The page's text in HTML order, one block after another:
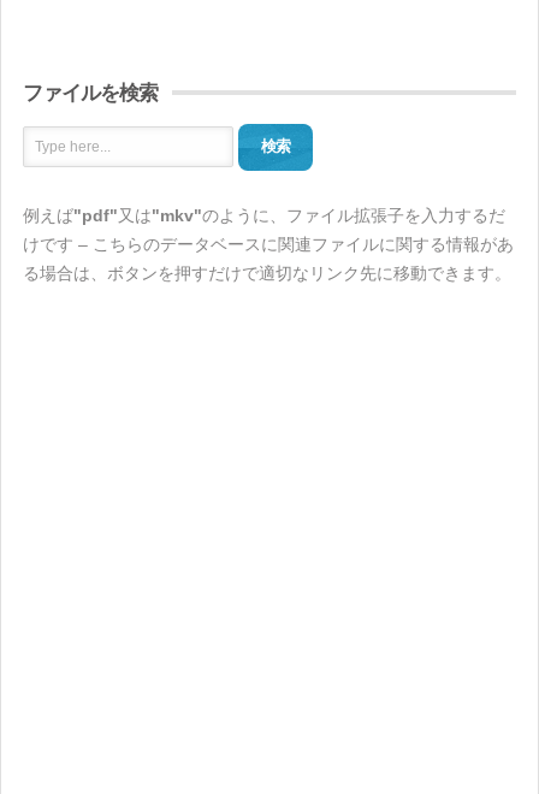
ファイルを検索
検索
例えば"pdf"又は"mkv"のように、ファイル拡張子を入力するだ
けです – こちらのデータベースに関連ファイルに関する情報があ
る場合は、ボタンを押すだけで適切なリンク先に移動できます。